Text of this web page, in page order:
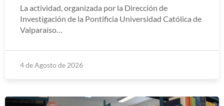
La actividad, organizada por la Dirección de
Investigación de la Pontificia Universidad Católica de
Valparaíso…
4 de Agosto de 2026